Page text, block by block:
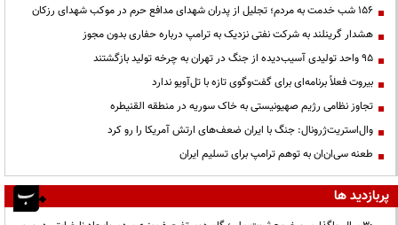
۱۵۶ شب خدمت به مردم؛ تجلیل از پدران شهدای مدافع حرم در موکب شهدای رزکان
هشدار گرینلند به شرکت نفتی نزدیک به ترامپ درباره حفاری بدون مجوز
95 واحد تولیدی آسیب‌دیده از جنگ در تهران به چرخه تولید بازگشتند
بیروت فعلاً برنامه‌ای برای گفت‌وگوی تازه با تل‌آویو ندارد
تجاوز نظامی رژیم صهیونیستی به خاک سوریه در منطقه القنیطره
وال‌استریت‌ژرونال: جنگ با ایران ضعف‌های ارتش آمریکا را رو کرد
طعنه سی‌ان‌ان به توهم ترامپ برای تسلیم ایران
پربازدید ها